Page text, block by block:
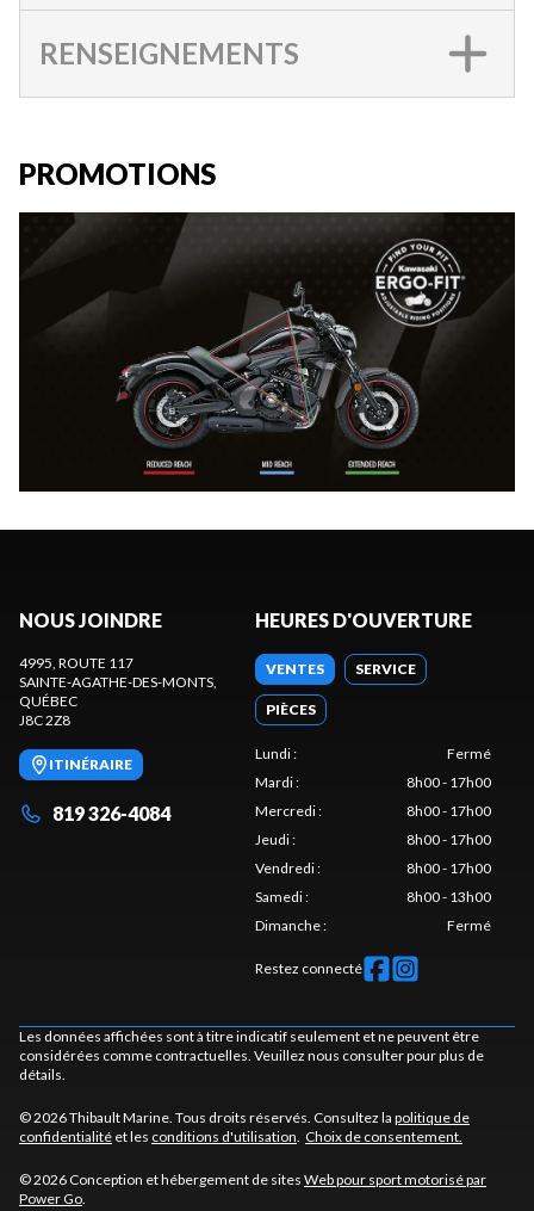
RENSEIGNEMENTS
PROMOTIONS
NOUS JOINDRE
4995, ROUTE 117
SAINTE-AGATHE-DES-MONTS
QUÉBEC
J8C 2Z8
ITINÉRAIRE
819 326-4084
HEURES D'OUVERTURE
VENTES SERVICE
PIÈCES
Lundi:
Fermé
Mardi:
8h00 - 17h00
Mercredi:
8h00 - 17h00
Jeudi:
8h00 - 17h00
Vendredi:
8h00 - 17h00
Samedi:
8h00 - 13h00
Dimanche: Fermé
Restez connecté
Les données affichées sont à titre indicatif seulement et ne peuvent être
considérées comme contractuelles. Veuillez nous consulter pour plus de
détails.
© 2026 Thibault Marine. Tous droits réservés. Consultez la politique de
confidentialité et les conditions d'utilisation Choix de consentement.
© 2026 Conception et hébergement de sites Web pour sport motorisé par
Power Go